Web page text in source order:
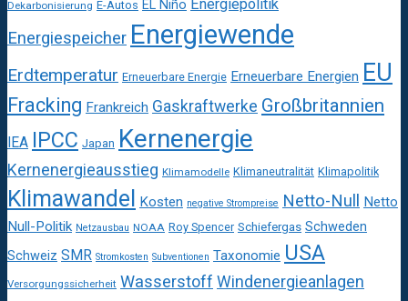
Dekarbonisierung E-Autos EL Niño Energiepolitik
Energiespeicher Energiewende
Erdtemperatur Erneuerbare Energie Erneuerbare Energien EU
Fracking Frankreich Gaskraftwerke Großbritannien
IEA IPCC Japan Kernenergie
Kernenergieausstieg Klimamodelle Klimaneutralität Klimapolitik
Klimawandel Kosten negative Strompreise Netto-Null Netto
Null-Politik Netzausbau NOAA Roy Spencer Schiefergas Schweden
Schweiz SMR Stromkosten Subventionen Taxonomie USA
Versorgungssicherheit Wasserstoff Windenergieanlagen